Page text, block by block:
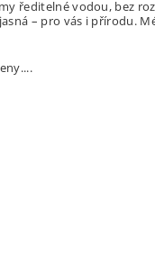
ředitelné vodou, bez
– pro vás i přírodu.